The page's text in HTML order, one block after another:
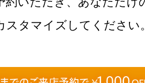
スタマイズしてください